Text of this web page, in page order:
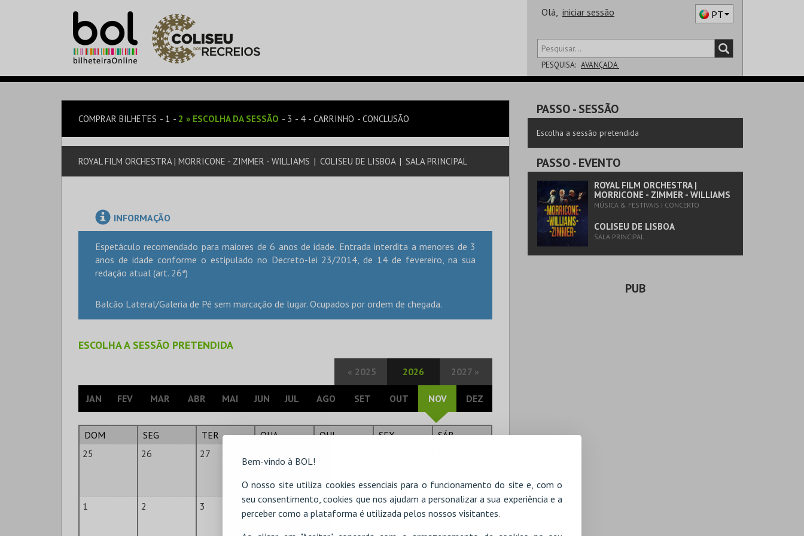
Bem-vindo à BOL!
O nosso site utiliza cookies essenciais para o funcionamento do site e, com o
seu consentimento, cookies que nos ajudam a personalizar a sua experiência e a
perceber como a plataforma é utilizada pelos nossos visitantes.
Olá, iniciar sessão PT
PESQUISA: AVANÇADA
COMPRAR BILHETES 1 2 » ESCOLHA DA SESSÃO 3 4 CARRINHO CONCLUSÃO
ROYAL FILM ORCHESTRA | MORRICONE - ZIMMER - WILLIAMS | COLISEU DE LISBOA | SALA PRINCIPAL
INFORMAÇÃO
Espetáculo recomendado para maiores de 6 anos de idade. Entrada interdita a menores de 3
anos de idade conforme o estipulado no Decreto-lei 23/2014, de 14 de fevereiro, na sua
redação atual (art. 26ª)
Balcão Lateral/Galeria de Pé sem marcação de lugar. Ocupados por ordem de chegada.
ESCOLHA A SESSÃO PRETENDIDA
« 2025 2026 2027 »
JAN FEV MAR ABR MAI JUN JUL AGO SET OUT NOV DEZ
DOM SEG TER QUA QUI SEX
SÁB
25
26 27
1 2 3 4 5 6 7
PASSO- SESSÃO
Escolha a sessão pretendida
PASSO- EVENTO
ROYAL FILM ORCHESTRA |
MORRICONE - ZIMMER - WILLIAMS
MÚSICA & FESTIVAIS | CONCERTO
COLISEU DE LISBOA
SALA PRINCIPAL
PUB